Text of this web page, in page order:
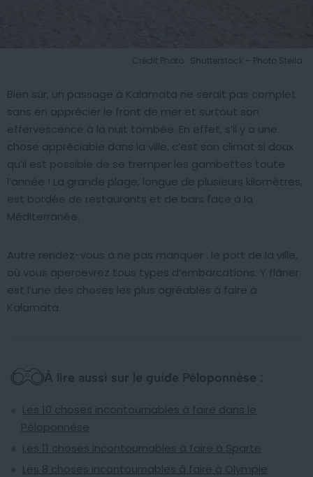
Crédit Photo : Shutterstock – Photo Stella
Bien sûr, un passage à Kalamata ne serait pas complet
sans en apprécier le front de mer et surtout son
effervescence à la nuit tombée. En effet, s’il y a une
chose appréciable dans la ville, c’est son climat si doux
qu’il est possible de se tremper les gambettes toute
l’année ! La grande plage, longue de plusieurs kilomètres,
est bordée de restaurants et de bars face à la
Méditerranée.
Autre rendez-vous à ne pas manquer : le port de la ville,
où vous apercevrez tous types d’embarcations. Y flâner
est l’une des choses les plus agréables à faire à
Kalamata.
À lire aussi sur le guide Péloponnèse :
Les 10 choses incontournables à faire dans le
Péloponnèse
Les 11 choses incontournables à faire à Sparte
Les 8 choses incontournables à faire à Olympie